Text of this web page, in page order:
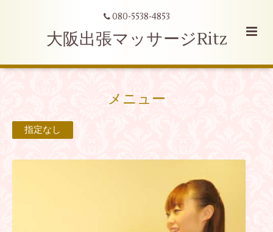
080-5538-4853
大阪出張マッサージRitz
メニュー
指定なし